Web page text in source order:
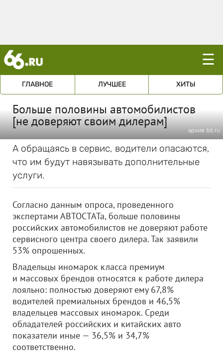
☰
ГЛАВНОЕ ЛУЧШЕЕ ХИТЫ
Больше половины автомобилистов
[не доверяют своим дилерам]
архив 66.ru
А обращаясь в сервис, водители опасаются,
что им будут навязывать дополнительные
услуги.
Согласно данным опроса, проведенного
экспертами АВТОСТАТа, больше половины
российских автомобилистов не доверяют работе
сервисного центра своего дилера. Так заявили
53% опрошенных.
Владельцы иномарок класса премиум
и массовых брендов относятся к работе дилера
лояльно: полностью доверяют ему 67,8%
водителей премиальных брендов и 46,5%
владельцев массовых иномарок. Среди
обладателей российских и китайских авто
показатели иные — 36,5% и 34,7%
соответственно.